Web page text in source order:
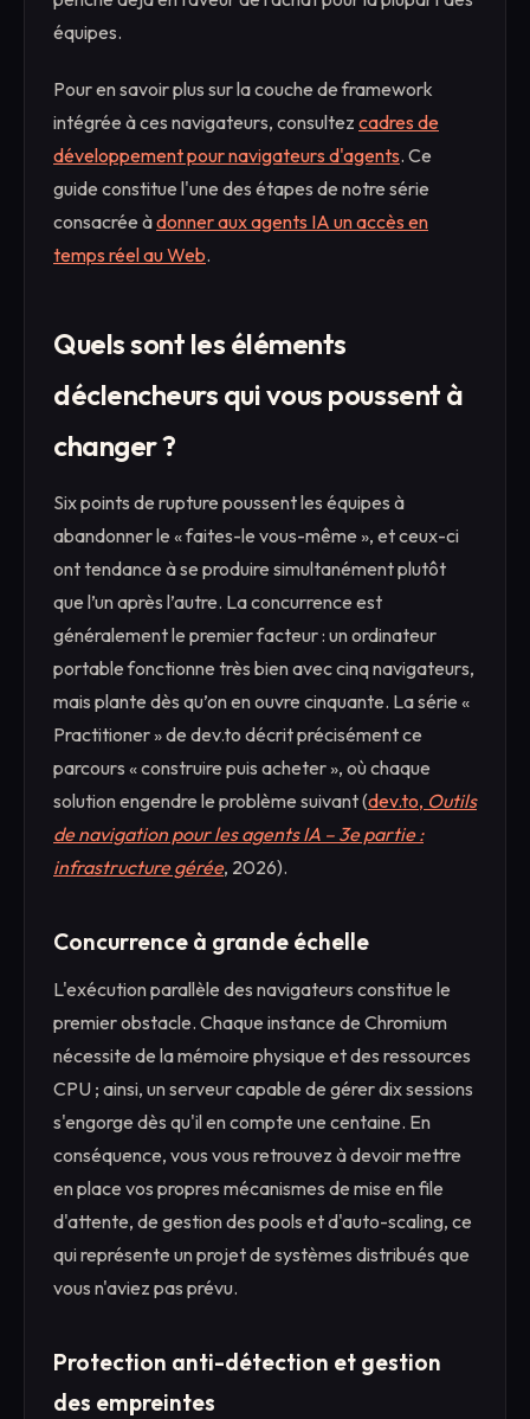
équipes.
Pour en savoir plus sur la couche de framework
intégrée à ces navigateurs, consultez cadres de
développement pour navigateurs d'agents. Ce
guide constitue l'une des étapes de notre série
consacrée àdonner aux agents IA un accès en
temps réel au Web.
Quels sont les éléments
déclencheurs qui vous poussent à
changer ?
Six points de rupture poussent les équipes à
abandonner le « faites-le vous-même », et ceux-ci
ont tendance à se produire simultanément plutôt
que l’un après l’autre. La concurrence est
généralement le premier facteur : un ordinateur
portable fonctionne très bien avec cinq navigateurs,
mais plante dès qu’on en ouvre cinquante. La série «
Practitioner » de dev.to décrit précisément ce
parcours « construire puis acheter », où chaque
solution engendre le problème suivant (dev.to, Outils
de navigation pour les agents IA – 3e partie :
infrastructure gérée, 2026).
Concurrence à grande échelle
L'exécution parallèle des navigateurs constitue le
premier obstacle. Chaque instance de Chromium
nécessite de la mémoire physique et des ressources
CPU ; ainsi, un serveur capable de gérer dix sessions
s'engorge dès qu'il en compte une centaine. En
conséquence, vous vous retrouvez à devoir mettre
en place vos propres mécanismes de mise en file
d'attente, de gestion des pools et d'auto-scaling, ce
qui représente un projet de systèmes distribués que
vous n'aviez pas prévu.
Protection anti-détection et gestion
des empreintes